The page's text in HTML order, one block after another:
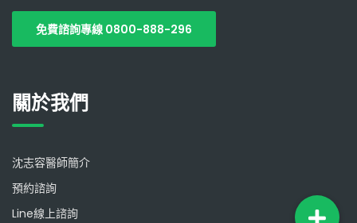
免費諮詢專線 0800-888-296
關於我們
沈志容醫師簡介
預約諮詢
Line線上諮詢